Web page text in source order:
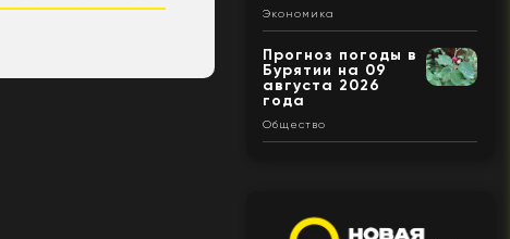
Экономика
Прогноз погоды в
Бурятии на 09
августа 2026
года
Общество